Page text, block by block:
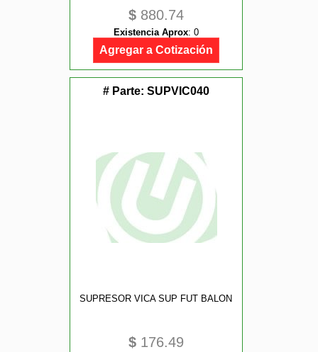
$ 880.74
Existencia Aprox: 0
Agregar a Cotización
# Parte: SUPVIC040
SUPRESOR VICA SUP FUT BALON
$ 176.49